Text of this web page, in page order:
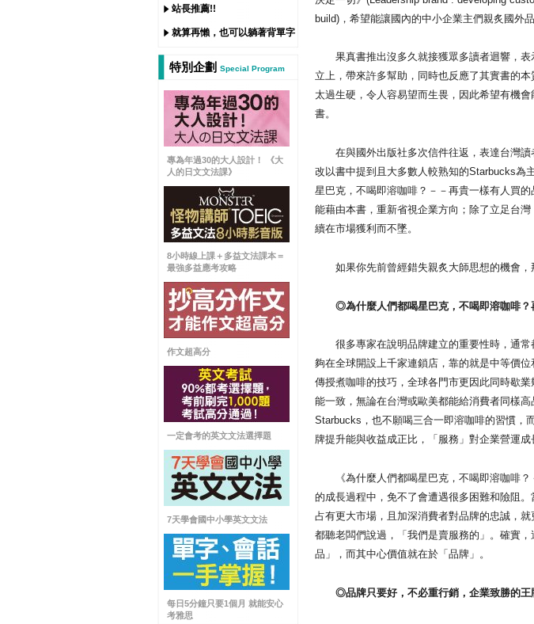
站長推薦!!
就算再懶，也可以躺著背單字
特別企劃 Special Program
專為年過30的大人設計！ 《大
人的日文文法課》
8小時線上課＋多益文法課本＝
最強多益應考攻略
作文超高分
一定會考的英文文法選擇題
7天學會國中小學英文文法
每日5分鐘只要1個月 就能安心
考雅思
build)，希望能讓國內的中小企業主們親炙國外
果真書推出沒多久就接獲眾多讀者迴響，表
立上，帶來許多幫助，同時也反應了其實書的
太過生硬，令人容易望而生畏，因此希望有機
書。
在與國外出版社多次信件往返，表達台灣讀
改以書中提到且大多數人較熟知的Starbucks為
星巴克，不喝即溶咖啡？－－再貴一樣有人買
能藉由本書，重新省視企業方向；除了立足台
續在市場獲利而不墜。
如果你先前曾經錯失親炙大師思想的機會，
◎為什麼人們都喝星巴克，不喝即溶咖啡？
很多專家在說明品牌建立的重要性時，通常
夠在全球開設上千家連鎖店，靠的就是中等價
傳授煮咖啡的技巧，全球各門市更因此同時歇
能一致，無論在台灣或歐美都能給消費者同樣
Starbucks，也不願喝三合一即溶咖啡的習慣，
牌提升能與收益成正比，「服務」對企業營運成
《為什麼人們都喝星巴克，不喝即溶咖啡？
的成長過程中，免不了會遭遇很多困難和險阻
占有更大市場，且加深消費者對品牌的忠誠，
都聽老闆們說過，「我們是賣服務的」。確實
品」，而其中心價值就在於「品牌」。
◎品牌只要好，不必重行銷，企業致勝的王